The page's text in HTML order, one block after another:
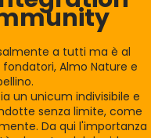
a tutti ma è al
Almo Nature e
un unicum indivisibile e
senza limite, come
Da qui l'importanza